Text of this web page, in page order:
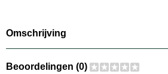
Omschrijving
Beoordelingen (0)